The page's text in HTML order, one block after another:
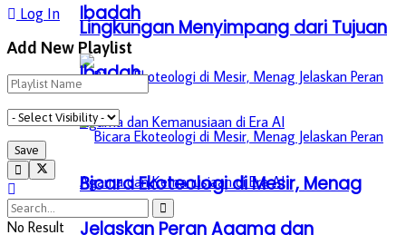
Ibadah
Bicara Ekoteologi di Mesir, Menag
Jelaskan Peran Agama dan
Lingkungan Menyimpang dari Tujuan
Ibadah
Log In
Add New Playlist
No Result